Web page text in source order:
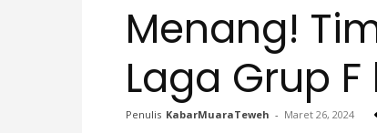
Menang!
Laga Grup
Penulis KabarMuaraTeweh - Maret 26, 2024